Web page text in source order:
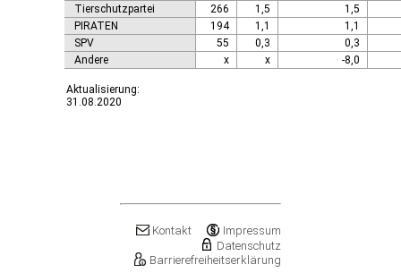
Tierschutzpartei
266 1,5
1,5
PIRATEN
194 1,1
1,1
SPV
55 0,3
0,3
Andere
x x -8,0
Aktualisierung:
31.08.2020
Impressum
Kontakt
Datenschutz
Barrierefreiheitserklärung